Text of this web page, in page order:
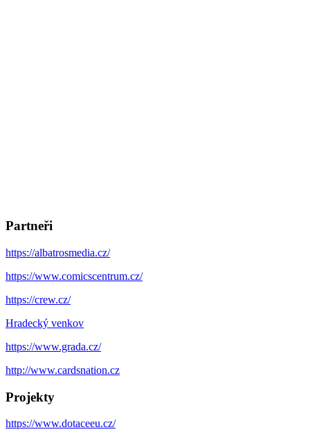
Partneři
https://albatrosmedia.cz/
https://www.comicscentrum.cz/
https://crew.cz/
Hradecký venkov
https://www.grada.cz/
http://www.cardsnation.cz
Projekty
https://www.dotaceeu.cz/